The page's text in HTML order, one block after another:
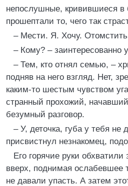
непослушные, кривившиеся в
прошептали то, чего так
– Мести. Я. Хочу.
– Кому? – заинтересованно
– Тем, кто отнял семью, –
подняв на него взгляд. Нет,
каким-то шестым чувством
странный прохожий,
безумный разговор.
– У, деточка, губа у тебя
присвистнул незнакомец,
Его горячие руки обхватили
вверх, поднимая ослабевшее
не давали упасть. А затем